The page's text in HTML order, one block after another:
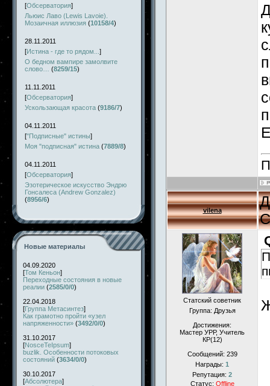
[Обсерватория]
Льюис Лаво (Lewis Lavoie).
Мозаичная иллюзия (10158/4)
28.11.2011
[Истина - где то рядом... ]
О бедном вампире замолвите
слово…
(8259/15)
11.11.2011
[Обсерватория]
Ускользающая красота (9186/7)
04.11.2011
["Подписные" истины]
Моя "подписная" истина (7889/8)
04.11.2011
[Обсерватория]
Эзотерическое искусство Эндрю
Гонсалеса (Andrew Gonzalez)
(8956/6)
Новые материалы
04.09.2020
[Том Кеньон]
Переходные состояния в новые
реалии (2585/0/0)
22.04.2018
[Группа Метасинтез]
Как грамотно пройти «узел
напряженности» (3492/0/0)
31.10.2017
[NosceTeIpsum]
buzlik. Особенности потоковых
состояний (3634/0/0)
30.10.2017
[Абсолютера]
vilena
Статский советник
Группа: Друзья
Достижения:
Мастер УРР, Учитель
КР(12)
Сообщений: 239
Награды: 1
Репутация: 2
Статус: Offline